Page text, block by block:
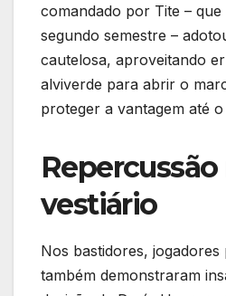
comandado por Tite –
segundo semestre –
cautelosa, aproveitando
alviverde para abrir o
proteger a vantagem até
Repercussão
vestiário
Nos bastidores, jogadores
também demonstraram